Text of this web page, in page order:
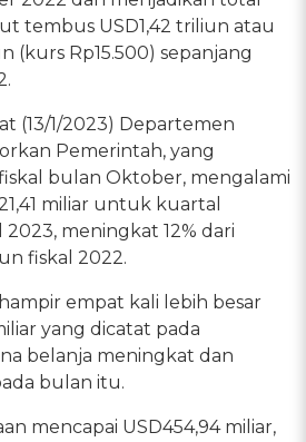
tembus USD1,42 triliun atau
(kurs Rp15.500) sepanjang
(13/1/2023) Departemen
Pemerintah, yang
bulan Oktober, mengalami
miliar untuk kuartal
meningkat 12% dari
fiskal 2022.
empat kali lebih besar
yang dicatat pada
belanja meningkat dan
bulan itu.
mencapai USD454,94 miliar,